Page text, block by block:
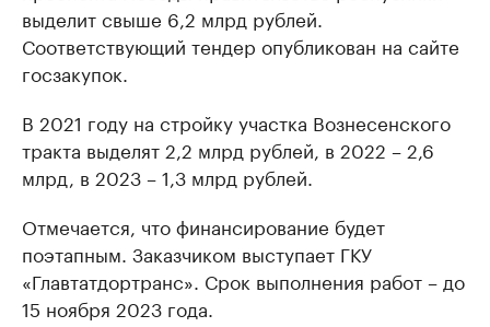
выделит свыше 6,2 млрд рублей.
Соответствующий тендер опубликован на сайте
госзакупок.
В 2021 году на стройку участка Вознесенского
тракта выделят 2,2 млрд рублей, в 2022 – 2,6
млрд, в 2023 – 1,3 млрд рублей.
Отмечается, что финансирование будет
поэтапным. Заказчиком выступает ГКУ
«Главтатдортранс». Срок выполнения работ – до
15 ноября 2023 года.